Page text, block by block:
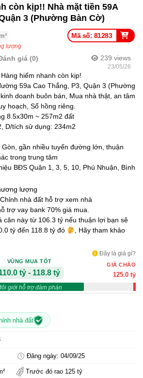
còn kịp!! Nhà mặt tiền 59A
3 (Phường Bàn Cờ)
Mã số: 81283
lượng
239 views
23/05/26
giá (0)
hiếm nhanh còn kịp!
59a Cao Thắng, P3, Quận 3 (Phường
doanh buôn bán, Mua nhà thật, an tâm
hoạch, Sổ hồng riêng.
8.5x30m ~ 257m2 đất
D/tích sử dụng: 234m2
gần nhiều tuyến đường lớn, thuận
trong trung tâm
BĐS Quận 1, 3, 5, 10, Phú Nhuận, Bình
lượng
nhà đất hỗ trợ xem nhà
trợ vay bank 70% giá mua.
căn này từ 106.3 tỷ nếu thuận lợi bạn sẽ
tỷ đến 118.8 tỷ đó
, Hãy tham khảo
Đây là giá gì?
VÙNG MUA TỐT
tỷ - 118.8 tỷ
giới hỗ trợ đàm phán
GIÁ CHÀO
125.0 tỷ
nhà đất
Đăng ngày: 04/09/25
Trước đó rao 125 tỷ